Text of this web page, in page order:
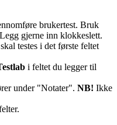
brukertest. Bruk
gjerne inn klokkeslett.
testes i det første feltet
i feltet du legger til
under "Notater". NB! Ikke